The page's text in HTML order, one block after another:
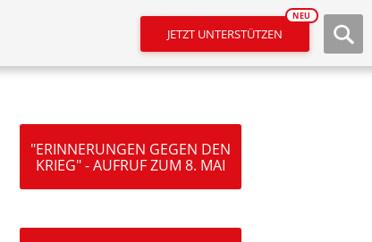
JETZT UNTERSTÜTZEN
NEU
"ERINNERUNGEN GEGEN DEN
KRIEG" - AUFRUF ZUM 8. MAI